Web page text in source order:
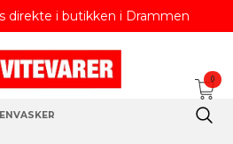
direkte i butikken i Drammen
0